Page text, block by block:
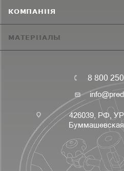
КОМПАНИЯ
МАТЕРИАЛЫ
8 800
426039, РФ,